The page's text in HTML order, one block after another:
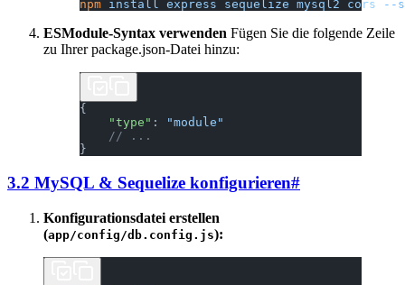
npm install express sequelize mysql2 cors --
ESModule-Syntax verwenden Fügen Sie die folgende Zeile
zu Ihrer package.json-Datei hinzu:
{
    "type"
:
"module"
    // ...
}
3.2 MySQL & Sequelize konfigurieren#
Konfigurationsdatei erstellen
(app/config/db.config.js):